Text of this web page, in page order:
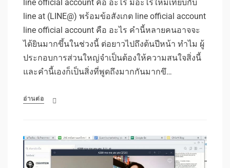
line official account คือ อะไร มีอะไรใหม่เทียบกับ
line at (LINE@) พร้อมข้อสังเกต line official account
line official account คือ อะไร คำนี้หลายคนอาจจะ
ได้ยินมากขึ้นในช่วงนี้ ต่อยาวไปถึงต้นปีหน้า ทำไม ผู้
ประกอบการส่วนใหญ่จำเป็นต้องให้ความสนใจสิ่งนี้
และคำนี้เองก็เป็นสิ่งที่พูดถึงมากกันมากขึ…
อ่านต่อ